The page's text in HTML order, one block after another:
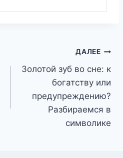
ДАЛЕЕ
Золотой зуб во сне: к
богатству или
предупреждению?
Разбираемся в
символике